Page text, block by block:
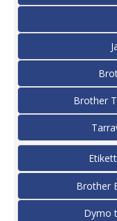
Brother
Brother
Dymo